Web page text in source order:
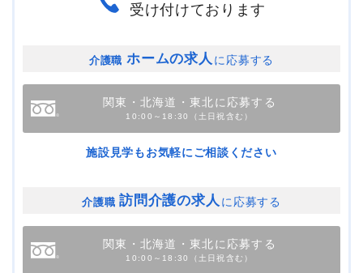
受け付けております
介護職 ホームの求人 に応募する
関東・北海道・東北に応募する
10:00～18:30（土日祝含む）
施設見学もお気軽にご相談ください
介護職 訪問介護の求人 に応募する
関東・北海道・東北に応募する
10:00～18:30（土日祝含む）